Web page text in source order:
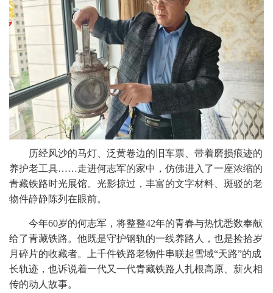
历经风沙的马灯、泛黄卷边的旧车票、带着磨损痕迹的
养护老工具……走进何志军的家中，仿佛进入了一座浓缩的
青藏铁路时光展馆。光影掠过，丰富的文字材料、斑驳的老
物件静静陈列在眼前。
今年60岁的何志军，将整整42年的青春与热忱悉数奉献
给了青藏铁路。他既是守护钢轨的一线养路人，也是捡拾岁
月碎片的收藏者。上千件铁路老物件串联起雪域“天路”的成
长轨迹，也诉说着一代又一代青藏铁路人扎根高原、薪火相
传的动人故事。